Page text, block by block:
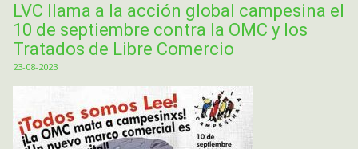
LVC llama a la acción global campesina el
10 de septiembre contra la OMC y los
Tratados de Libre Comercio
23-08-2023